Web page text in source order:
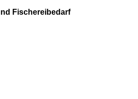
Fischereibedarf